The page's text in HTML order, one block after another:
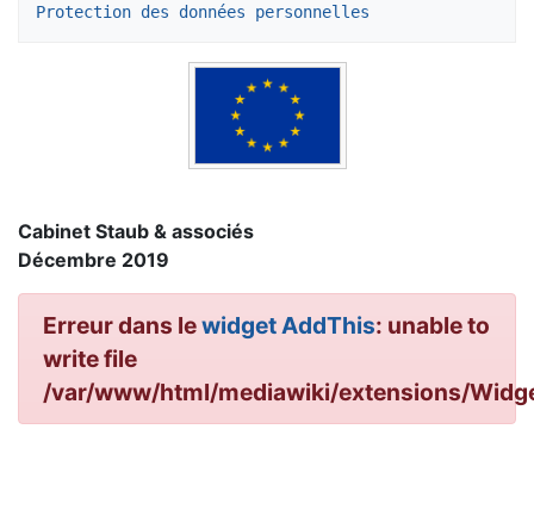
Protection des données personnelles
Cabinet Staub & associés
Décembre 2019
Erreur dans lewidget AddThis: unable to
write file
/var/www/html/mediawiki/extensions/